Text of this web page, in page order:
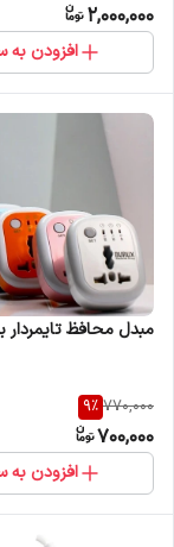
2,000,000
افزودن به
مبدل محافظ تایمردار
770,000
9%
700,000
افزودن به